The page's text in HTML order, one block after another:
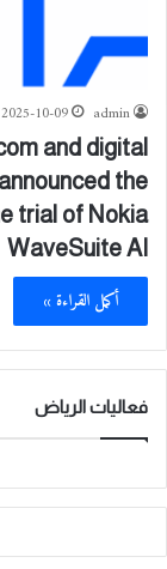
admin
2025-10-09
and digital
the
trial of Nokia
WaveSuite AI
أكمل القراءة »
فعاليات الرياض